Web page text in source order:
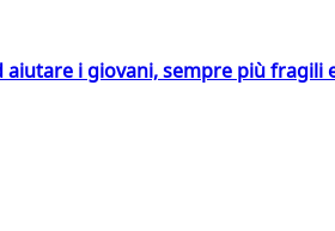
i giovani, sempre più fragili